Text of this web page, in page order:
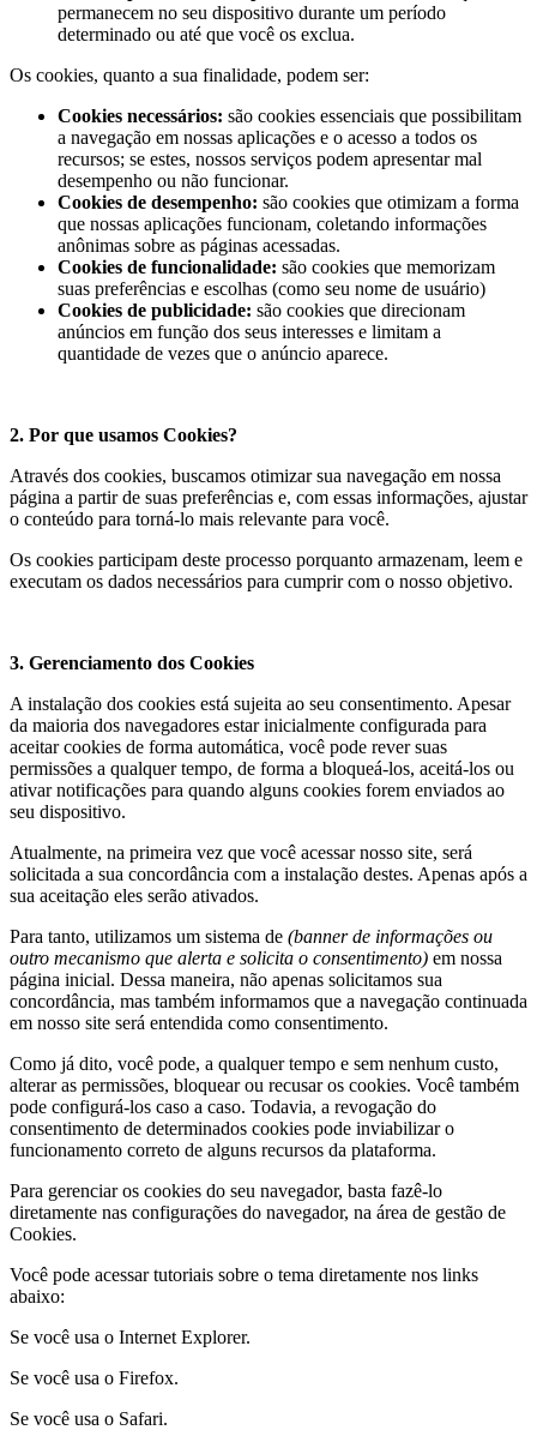
permanecem no seu dispositivo durante um período
determinado ou até que você os exclua.
Os cookies, quanto a sua finalidade, podem ser:
Cookies necessários: são cookies essenciais que possibilitam
a navegação em nossas aplicações e o acesso a todos os
recursos; se estes, nossos serviços podem apresentar mal
desempenho ou não funcionar.
Cookies de desempenho: são cookies que otimizam a forma
que nossas aplicações funcionam, coletando informações
anônimas sobre as páginas acessadas.
Cookies de funcionalidade: são cookies que memorizam
suas preferências e escolhas (como seu nome de usuário)
Cookies de publicidade: são cookies que direcionam
anúncios em função dos seus interesses e limitam a
quantidade de vezes que o anúncio aparece.
2. Por que usamos Cookies?
Através dos cookies, buscamos otimizar sua navegação em nossa
página a partir de suas preferências e, com essas informações, ajustar
o conteúdo para torná-lo mais relevante para você.
Os cookies participam deste processo porquanto armazenam, leem e
executam os dados necessários para cumprir com o nosso objetivo.
3. Gerenciamento dos Cookies
A instalação dos cookies está sujeita ao seu consentimento. Apesar
da maioria dos navegadores estar inicialmente configurada para
aceitar cookies de forma automática, você pode rever suas
permissões a qualquer tempo, de forma a bloqueá-los, aceitá-los ou
ativar notificações para quando alguns cookies forem enviados ao
seu dispositivo.
Atualmente, na primeira vez que você acessar nosso site, será
solicitada a sua concordância com a instalação destes. Apenas após a
sua aceitação eles serão ativados.
Para tanto, utilizamos um sistema de (banner de informações ou
outro mecanismo que alerta e solicita o consentimento) em nossa
página inicial. Dessa maneira, não apenas solicitamos sua
concordância, mas também informamos que a navegação continuada
em nosso site será entendida como consentimento.
Como já dito, você pode, a qualquer tempo e sem nenhum custo,
alterar as permissões, bloquear ou recusar os cookies. Você também
pode configurá-los caso a caso. Todavia, a revogação do
consentimento de determinados cookies pode inviabilizar o
funcionamento correto de alguns recursos da plataforma.
Para gerenciar os cookies do seu navegador, basta fazê-lo
diretamente nas configurações do navegador, na área de gestão de
Cookies.
Você pode acessar tutoriais sobre o tema diretamente nos links
abaixo:
Se você usa o Internet Explorer.
Se você usa o Firefox.
Se você usa o Safari.